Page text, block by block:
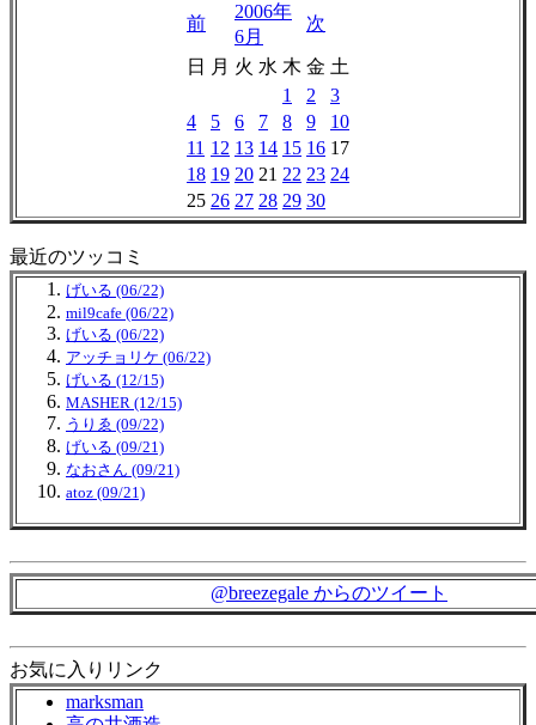
前
2006年
6月
次
日 月 火 水 木 金 土
1
2
3
4
5 6 7 8 9
10
11 12 13 14 15 16 17
18 19 20 21 22 23 24
25 26 27 28 29 30
最近のツッコミ
げいる (06/22)
mil9cafe (06/22)
げいる (06/22)
アッチョリケ (06/22)
げいる (12/15)
MASHER (12/15)
うりゑ (09/22)
げいる (09/21)
なおさん (09/21)
atoz (09/21)
@breezegale からのツイート
お気に入りリンク
marksman